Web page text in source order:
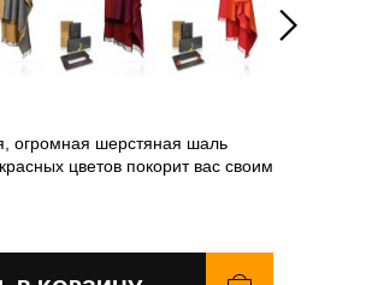
огромная шерстяная шаль
цветов покорит вас своим
тёплая ткань, в которую
ручной пряжи - с
и узелками, что делает ее